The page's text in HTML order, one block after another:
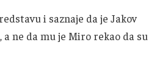
i saznaje da je Jakov
ne da mu je Miro rekao da su